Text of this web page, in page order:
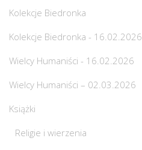
Kolekcje Biedronka
Kolekcje Biedronka - 16.02.2026
Wielcy Humaniści - 16.02.2026
Wielcy Humaniści – 02.03.2026
Książki
Religie i wierzenia